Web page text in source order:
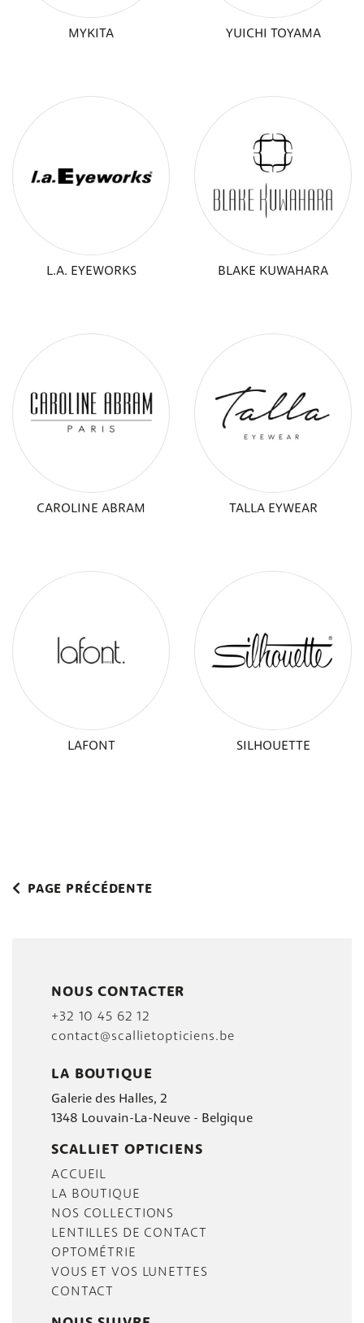
MYKITA YUICHI TOYAMA
L.A. EYEWORKS BLAKE KUWAHARA
CAROLINE ABRAM TALLA EYWEAR
LAFONT SILHOUETTE
PAGE PRÉCÉDENTE
NOUS CONTACTER
+32 10 45 62 12
contact@scallietopticiens.be
LA BOUTIQUE
Galerie des Halles, 2
1348 Louvain-La-Neuve - Belgique
SCALLIET OPTICIENS
ACCUEIL
LA BOUTIQUE
NOS COLLECTIONS
LENTILLES DE CONTACT
OPTOMÉTRIE
VOUS ET VOS LUNETTES
CONTACT